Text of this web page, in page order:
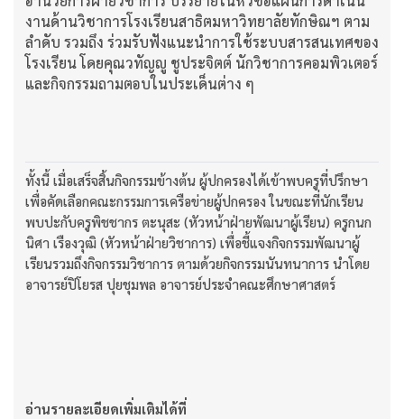
งานด้านวิชาการโรงเรียนสาธิตมหาวิทยาลัยทักษิณฯ ตาม
ลำดับ รวมถึง ร่วมรับฟังแนะนำการใช้ระบบสารสนเทศของ
โรงเรียน โดยคุณวทัญญู ชูประจิตต์ นักวิชาการคอมพิวเตอร์
และกิจกรรมถามตอบในประเด็นต่าง ๆ
ทั้งนี้ เมื่อเสร็จสิ้นกิจกรรมข้างต้น ผู้ปกครองได้เข้าพบครูที่ปรึกษา
เพื่อคัดเลือกคณะกรรมการเครือข่ายผู้ปกครอง ในขณะที่นักเรียน
พบปะกับครูพิชชากร ตะนุสะ (หัวหน้าฝ่ายพัฒนาผู้เรียน) ครูกนก
นิศา เรืองวุฒิ (หัวหน้าฝ่ายวิชาการ) เพื่อชี้แจงกิจกรรมพัฒนาผู้
เรียนรวมถึงกิจกรรมวิชาการ ตามด้วยกิจกรรมนันทนาการ นำโดย
อาจารย์ปิโยรส ปุยชุมพล อาจารย์ประจำคณะศึกษาศาสตร์
อ่านรายละเอียดเพิ่มเติมได้ที่